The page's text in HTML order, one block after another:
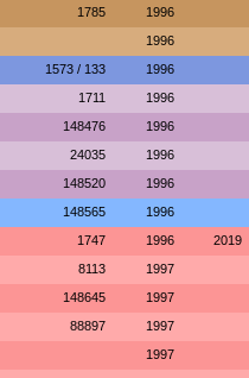
1785 1996
1996
1573 / 133 1996
1711 1996
148476 1996
24035 1996
148520 1996
148565 1996
1747 1996 2019
8113 1997
148645 1997
88897 1997
1997